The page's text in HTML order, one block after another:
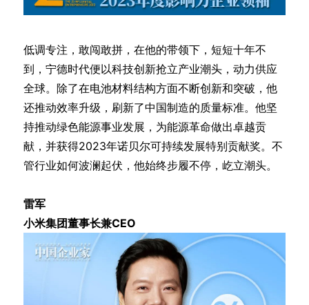
低调专注，敢闯敢拼，在他的带领下，短短十年不
到，宁德时代便以科技创新抢立产业潮头，动力供应
全球。除了在电池材料结构方面不断创新和突破，他
还推动效率升级，刷新了中国制造的质量标准。他坚
持推动绿色能源事业发展，为能源革命做出卓越贡
献，并获得2023年诺贝尔可持续发展特别贡献奖。不
管行业如何波澜起伏，他始终步履不停，屹立潮头。
雷军
小米集团董事长兼CEO